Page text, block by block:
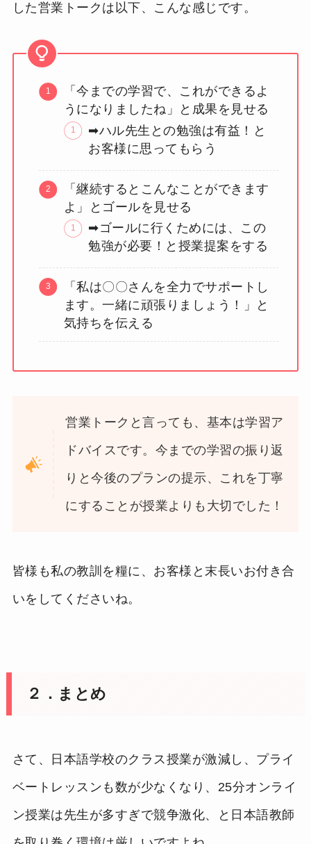
した営業トークは以下、こんな感じです。
「今までの学習で、これができるよ
うになりましたね」と成果を見せる
➡ハル先生との勉強は有益！と
お客様に思ってもらう
「継続するとこんなことができます
よ」とゴールを見せる
➡ゴールに行くためには、この
勉強が必要！と授業提案をする
「私は〇〇さんを全力でサポートし
ます。一緒に頑張りましょう！」と
気持ちを伝える
営業トークと言っても、基本は学習ア
ドバイスです。今までの学習の振り返
りと今後のプランの提示、これを丁寧
にすることが授業よりも大切でした！
皆様も私の教訓を糧に、お客様と末長いお付き合
いをしてくださいね。
２．まとめ
さて、日本語学校のクラス授業が激減し、プライ
ベートレッスンも数が少なくなり、25分オンライ
ン授業は先生が多すぎで競争激化、と日本語教師